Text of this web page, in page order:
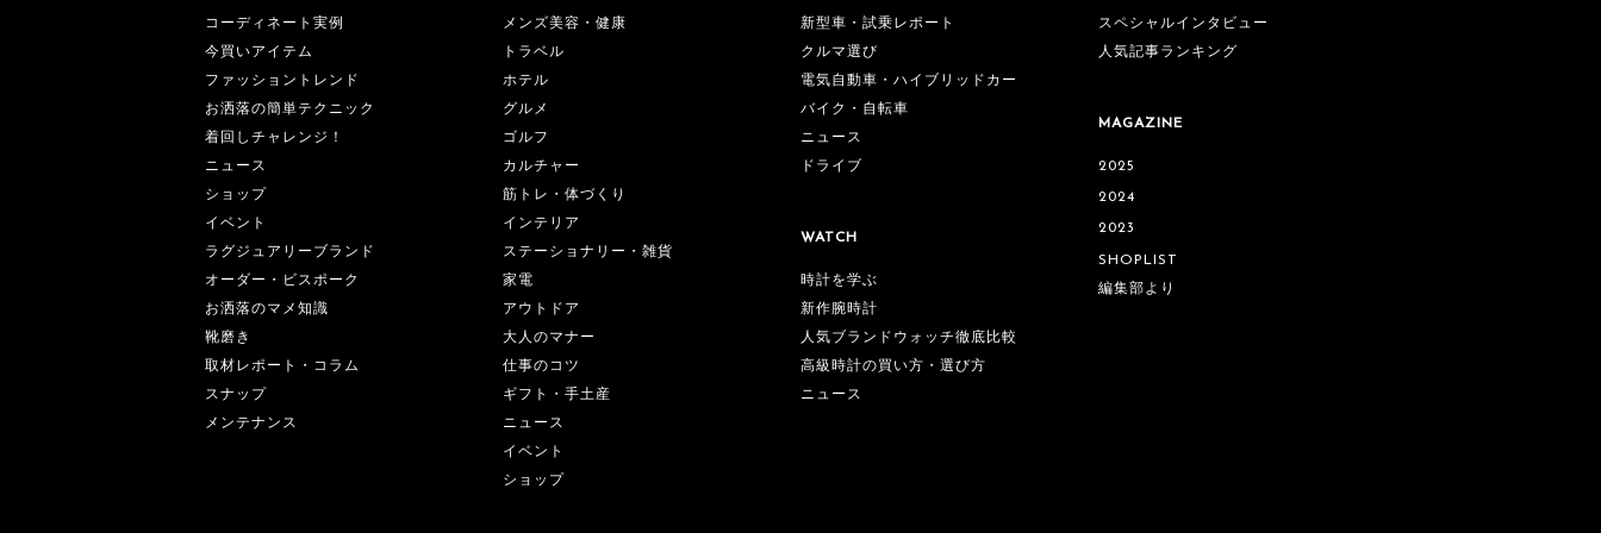
コーディネート実例
今買いアイテム
ファッショントレンド
お洒落の簡単テクニック
着回しチャレンジ！
ニュース
ショップ
イベント
ラグジュアリーブランド
オーダー・ビスポーク
お洒落のマメ知識
靴磨き
取材レポート・コラム
スナップ
メンテナンス
メンズ美容・健康
トラベル
ホテル
グルメ
ゴルフ
カルチャー
筋トレ・体づくり
インテリア
ステーショナリー・雑貨
家電
アウトドア
大人のマナー
仕事のコツ
ギフト・手土産
ニュース
イベント
ショップ
新型車・試乗レポート
クルマ選び
電気自動車・ハイブリッドカー
バイク・自転車
ニュース
ドライブ
WATCH
時計を学ぶ
新作腕時計
人気ブランドウォッチ徹底比較
高級時計の買い方・選び方
ニュース
スペシャルインタビュー
人気記事ランキング
MAGAZINE
2025
2024
2023
SHOPLIST
編集部より